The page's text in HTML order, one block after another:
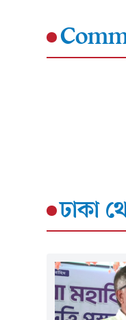
ঢাকা